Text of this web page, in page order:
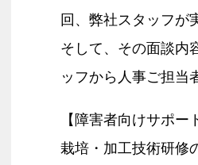
回、弊社スタッフが
そして、その面談内
ッフから人事ご担当
【障害者向けサポー
栽培・加工技術研修